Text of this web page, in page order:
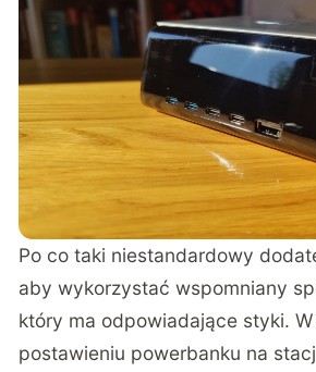
Po co taki niestandardowy
aby wykorzystać wspomniany
który ma odpowiadające styki.
postawieniu powerbanku na